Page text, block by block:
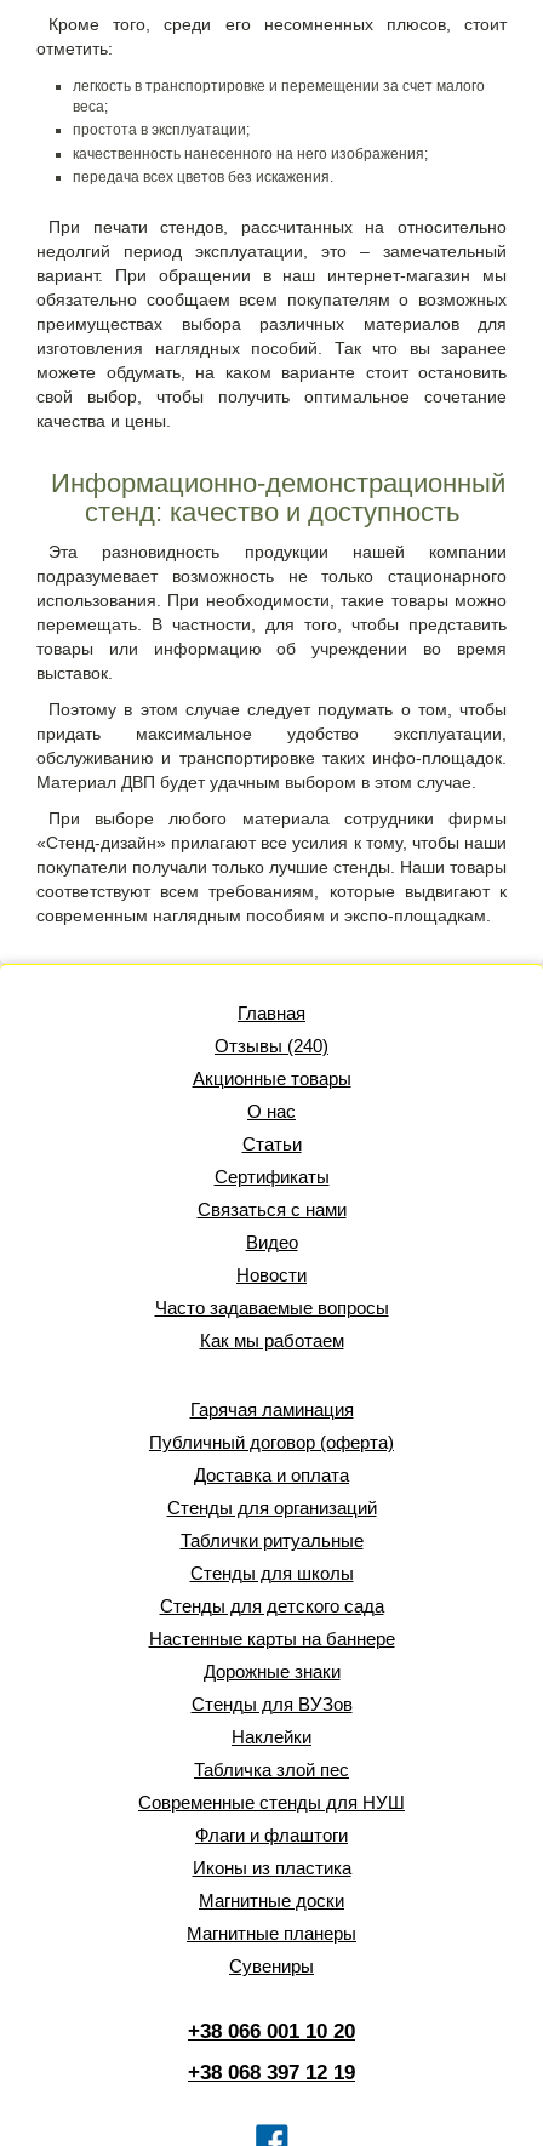
Кроме того, среди его несомненных плюсов, стоит
отметить:
легкость в транспортировке и перемещении за счет малого
веса;
простота в эксплуатации;
качественность нанесенного на него изображения;
передача всех цветов без искажения.
При печати стендов, рассчитанных на относительно
недолгий период эксплуатации, это – замечательный
вариант. При обращении в наш интернет-магазин мы
обязательно сообщаем всем покупателям о возможных
преимуществах выбора различных материалов для
изготовления наглядных пособий. Так что вы заранее
можете обдумать, на каком варианте стоит остановить
свой выбор, чтобы получить оптимальное сочетание
качества и цены.
Информационно-демонстрационный
стенд: качество и доступность
Эта разновидность продукции нашей компании
подразумевает возможность не только стационарного
использования. При необходимости, такие товары можно
перемещать. В частности, для того, чтобы представить
товары или информацию об учреждении во время
выставок.
Поэтому в этом случае следует подумать о том, чтобы
придать максимальное удобство эксплуатации,
обслуживанию и транспортировке таких инфо-площадок.
Материал ДВП будет удачным выбором в этом случае.
При выборе любого материала сотрудники фирмы
«Стенд-дизайн» прилагают все усилия к тому, чтобы наши
покупатели получали только лучшие стенды. Наши товары
соответствуют всем требованиям, которые выдвигают к
современным наглядным пособиям и экспо-площадкам.
Главная
Отзывы (240)
Акционные товары
О нас
Статьи
Сертификаты
Связаться с нами
Видео
Новости
Часто задаваемые вопросы
Как мы работаем
Гарячая ламинация
Публичный договор (оферта)
Доставка и оплата
Стенды для организаций
Таблички ритуальные
Стенды для школы
Стенды для детского сада
Настенные карты на баннере
Дорожные знаки
Стенды для ВУЗов
Наклейки
Табличка злой пес
Современные стенды для НУШ
Флаги и флаштоги
Иконы из пластика
Магнитные доски
Магнитные планеры
Сувениры
+38 066 001 10 20
+38 068 397 12 19